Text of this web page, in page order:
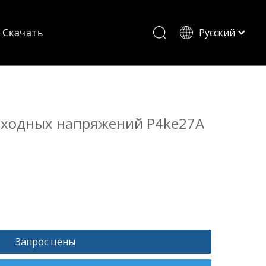
Скачать Pусский
напряжений P4ke27A
Запрос цены